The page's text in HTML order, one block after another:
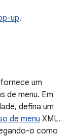
up.
um
de menu. Em
defina um
de menu XML.
o como